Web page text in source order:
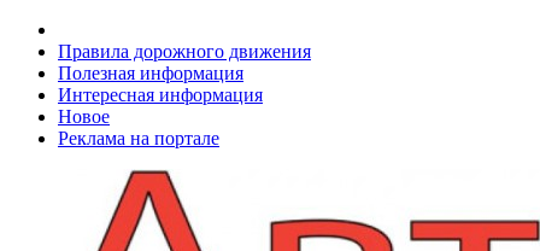
Правила дорожного движения
Полезная информация
Интересная информация
Новое
Реклама на портале